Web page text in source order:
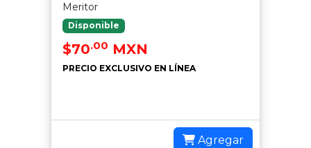
Meritor
Disponible
$70.00 MXN
PRECIO EXCLUSIVO EN LÍNEA
Agregar